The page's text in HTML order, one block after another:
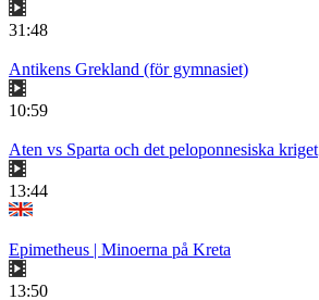
31:48
Antikens Grekland (för gymnasiet)
10:59
Aten vs Sparta och det peloponnesiska kriget
13:44
Epimetheus | Minoerna på Kreta
13:50